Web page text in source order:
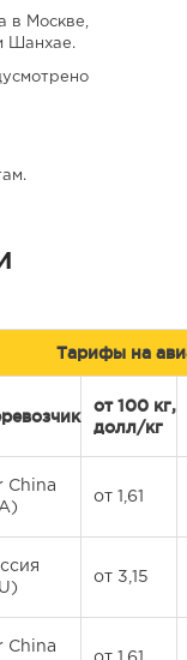
в Москве,
Шанхае.
Тарифы на
от 100 кг,
долл/кг
China
от 1,61
от 3,15
China